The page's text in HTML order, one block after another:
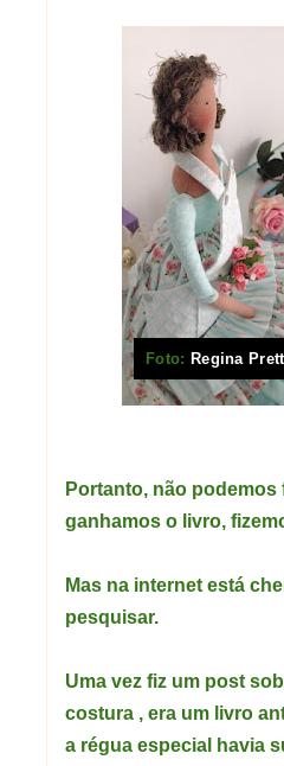
Foto: Regina
Portanto, não
ganhamos o livro,
Mas na internet está
pesquisar.
Uma vez fiz um post
costura , era um livro
a régua especial havia